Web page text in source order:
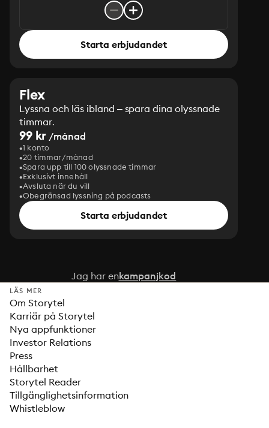
Starta erbjudandet
Flex
Lyssna och läs ibland – spara dina olyssnade
timmar.
99 kr /månad
1 konto
20 timmar/månad
Spara upp till 100 olyssnade timmar
Exklusivt innehåll
Avsluta när du vill
Obegränsad lyssning på podcasts
Starta erbjudandet
Jag har enkampanjkod
LÄS MER
Om Storytel
Karriär på Storytel
Nya appfunktioner
Investor Relations
Press
Hållbarhet
Storytel Reader
Tillgänglighetsinformation
Whistleblow